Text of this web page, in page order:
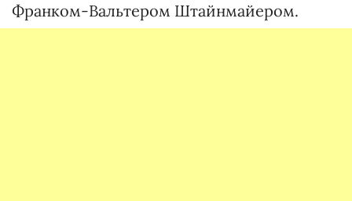
Франком-Вальтером Штайнмайером.